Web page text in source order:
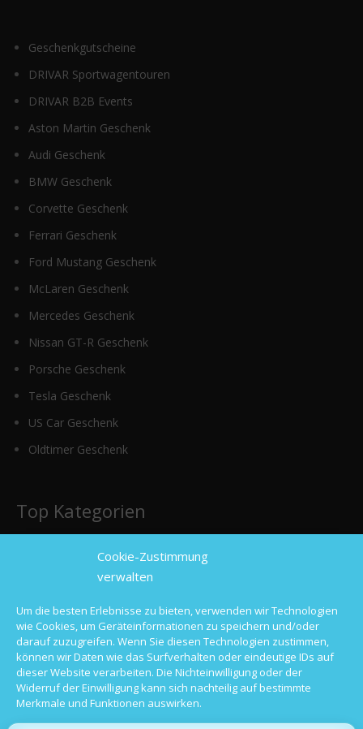
Cookie-Zustimmung
verwalten
Um die besten Erlebnisse zu bieten, verwenden wir Technologien
wie Cookies, um Geräteinformationen zu speichern und/oder
darauf zuzugreifen. Wenn Sie diesen Technologien zustimmen,
können wir Daten wie das Surfverhalten oder eindeutige IDs auf
dieser Website verarbeiten. Die Nichteinwilligung oder der
Widerruf der Einwilligung kann sich nachteilig auf bestimmte
Merkmale und Funktionen auswirken.
Geschenkgutscheine
DRIVAR Sportwagentouren
DRIVAR B2B Events
Aston Martin Geschenk
Audi Geschenk
BMW Geschenk
Corvette Geschenk
Ferrari Geschenk
Ford Mustang Geschenk
McLaren Geschenk
Mercedes Geschenk
Nissan GT-R Geschenk
Porsche Geschenk
Tesla Geschenk
US Car Geschenk
Oldtimer Geschenk
Top Kategorien
Sportwagen mieten
Hochzeitsauto mieten
Oldtimer mieten
Langzeitmiete